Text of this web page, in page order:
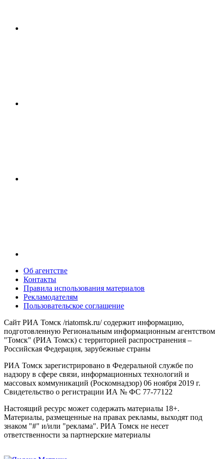
Об агентстве
Контакты
Правила использования материалов
Рекламодателям
Пользовательское соглашение
Сайт РИА Томск /riatomsk.ru/ содержит информацию,
подготовленную Региональным информационным агентством
"Томск" (РИА Томск) с территорией распространения –
Российская Федерация, зарубежные страны
РИА Томск зарегистрировано в Федеральной службе по
надзору в сфере связи, информационных технологий и
массовых коммуникаций (Роскомнадзор) 06 ноября 2019 г.
Свидетельство о регистрации ИА № ФС 77-77122
Настоящий ресурс может содержать материалы 18+.
Материалы, размещенные на правах рекламы, выходят под
знаком "#" и/или "реклама". РИА Томск не несет
ответственности за партнерские материалы